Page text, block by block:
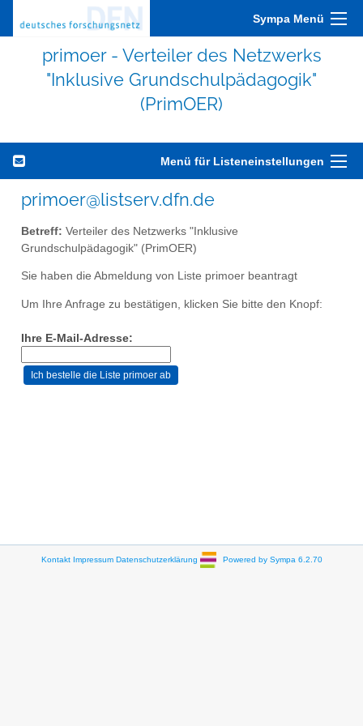
Sympa Menü
primoer - Verteiler des Netzwerks
"Inklusive Grundschulpädagogik"
(PrimOER)
Menü für Listeneinstellungen
primoer@listserv.dfn.de
Betreff: Verteiler des Netzwerks "Inklusive
Grundschulpädagogik" (PrimOER)
Sie haben die Abmeldung von Liste primoer beantragt
Um Ihre Anfrage zu bestätigen, klicken Sie bitte den Knopf:
Ihre E-Mail-Adresse:
Kontakt Impressum Datenschutzerklärung Powered by Sympa 6.2.70